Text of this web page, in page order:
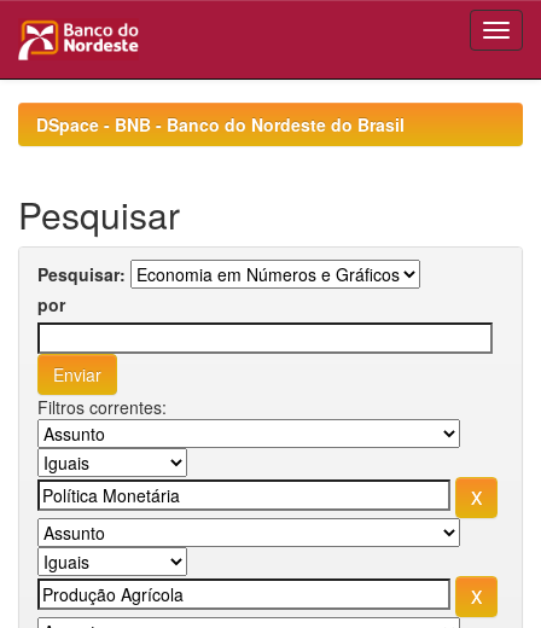
navigationDSpace - BNB - Banco do Nordeste do Brasil
Pesquisar
Pesquisar:
por
Filtros correntes: